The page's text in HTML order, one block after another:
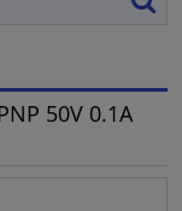
50V 0.1A